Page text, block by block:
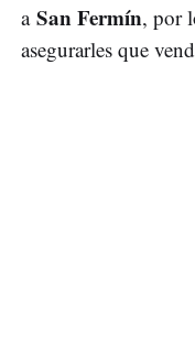
a San Fermín, por
asegurarles que